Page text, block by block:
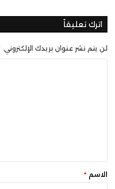
اترك تعليقاً
لن يتم نشر عنوان بريدك الإلكتروني.
*الاسم *